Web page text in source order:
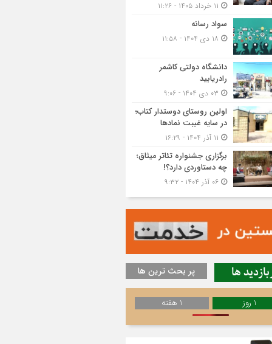
سواد رسانه
دانشگاه دولتی کاشمر‌
رادریابید
اولین روستای دوستدار کتاب؛
در سایه غیبت نمادها
برگزاری جشنواره تئاتر میثاق؛
چه دستاوردی دارد؟!
ها پر بحث ترین ها
1 روز 1 هفته